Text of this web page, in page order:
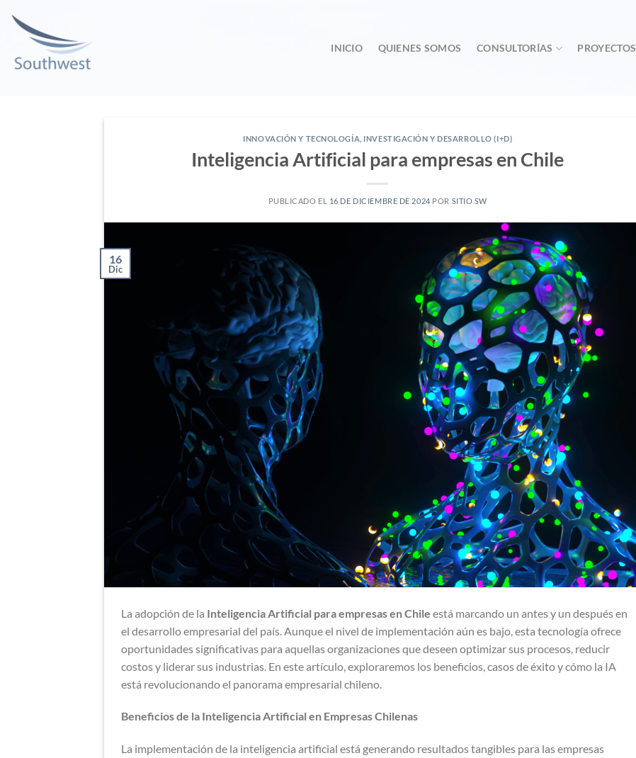
INICIO QUIENES SOMOS CONSULTORÍAS PROYECTOS
INNOVACIÓN Y TECNOLOGÍA INVESTIGACIÓN Y DESARROLLO (I+D)
Inteligencia Artificial para empresas en Chile
PUBLICADO EL 16 DE DICIEMBRE DE 2024 POR SITIO SW
16
Dic
La adopción de la Inteligencia Artificial para empresas en Chile está marcando un antes y un después en
el desarrollo empresarial del país. Aunque el nivel de implementación aún es bajo, esta tecnología ofrece
oportunidades significativas para aquellas organizaciones que deseen optimizar sus procesos, reducir
costos y liderar sus industrias. En este artículo, exploraremos los beneficios, casos de éxito y cómo la IA
está revolucionando el panorama empresarial chileno.
Beneficios de la Inteligencia Artificial en Empresas Chilenas
La implementación de la inteligencia artificial está generando resultados tangibles para las empresas